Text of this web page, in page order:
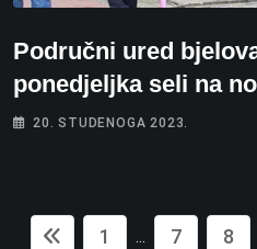
Područni ured
ponedjeljka seli na
20. STUDENOGA 2023.
1 ... 7 8